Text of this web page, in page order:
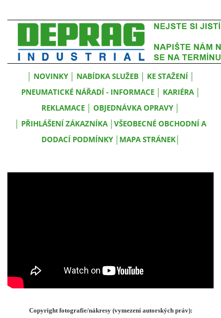
NOVINKY│ NABÍDKA SLUŽEB│ KE STAŽENÍ│
PNEUMATICKÉ NÁŘADÍ - INFORMACE│ KARIÉRA│
REKLAMACE
OBJEDNÁVKA OPRAVY│
PŘIHLÁŠENÍ ZÁKAZNÍKA
VŠEOBECNÉ OBCHODNÍ A
DODACÍ PODMÍNKY│ MAPA STRÁNEK│
Copyright fotografie/nákresy (vymezení autorských práv):